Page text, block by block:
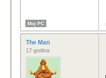
Moj PC
The Man
17 godina